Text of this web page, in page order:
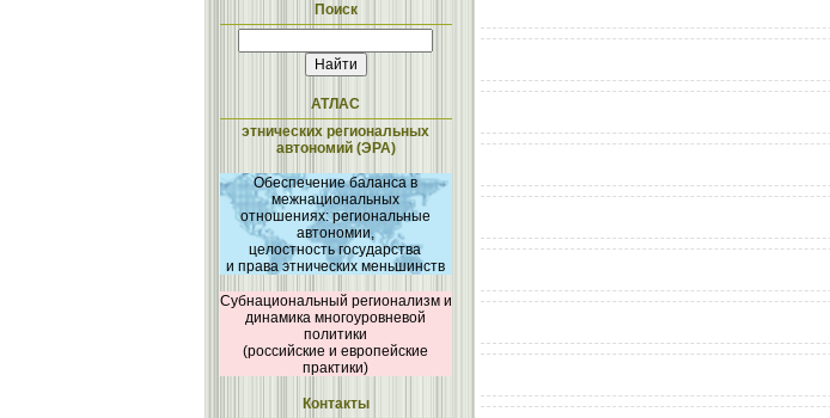
Поиск
АТЛАС
этнических региональных
автономий (ЭРА)
Обеспечение баланса в
межнациональных
отношениях: региональные
автономии,
целостность государства
и права этнических меньшинств
Субнациональный регионализм и
динамика многоуровневой
политики
(российские и европейские
практики)
Контакты